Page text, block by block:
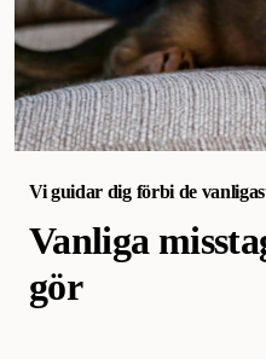
Vi guidar dig förbi de
Vanliga
gör